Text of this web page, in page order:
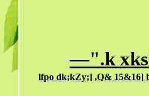
—".k
lfpo dk;kZy;] ,Q& 15&16]